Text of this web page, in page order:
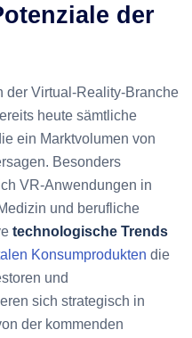
der
der Virtual-Reality-Branche
heute sämtliche
ein Marktvolumen von
Besonders
VR-Anwendungen in
und berufliche
technologische Trends
Konsumprodukten die
und
sich strategisch in
der kommenden